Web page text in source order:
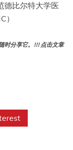
德比尔特大学医
）
时分享它。!!! 点击文章